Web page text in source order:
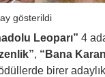
gösterildi
Leoparı” 4
, “Bana
birer